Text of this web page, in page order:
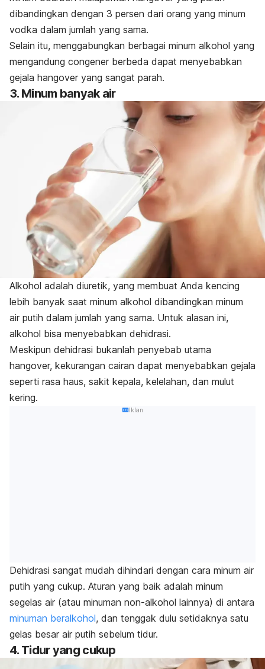
dibandingkan dengan 3 persen dari orang yang minum
vodka dalam jumlah yang sama.
Selain itu, menggabungkan berbagai minum alkohol yang
mengandung congener berbeda dapat menyebabkan
gejala hangover yang sangat parah.
3. Minum banyak air
Alkohol adalah diuretik, yang membuat Anda kencing
lebih banyak saat minum alkohol dibandingkan minum
air putih dalam jumlah yang sama. Untuk alasan ini,
alkohol bisa menyebabkan dehidrasi.
Meskipun dehidrasi bukanlah penyebab utama
hangover, kekurangan cairan dapat menyebabkan gejala
seperti rasa haus, sakit kepala, kelelahan, dan mulut
kering.
Iklan
Dehidrasi sangat mudah dihindari dengan cara minum air
putih yang cukup. Aturan yang baik adalah minum
segelas air (atau minuman non-alkohol lainnya) di antara
minuman beralkohol, dan tenggak dulu setidaknya satu
gelas besar air putih sebelum tidur.
4. Tidur yang cukup